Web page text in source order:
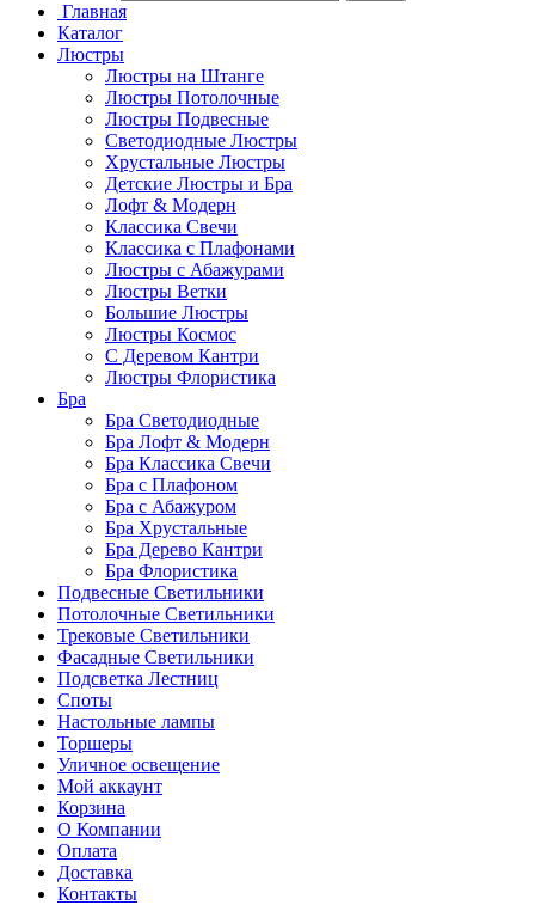
Главная
Каталог
Люстры
Люстры на Штанге
Люстры Потолочные
Люстры Подвесные
Светодиодные Люстры
Хрустальные Люстры
Детские Люстры и Бра
Лофт & Модерн
Классика Свечи
Классика с Плафонами
Люстры с Абажурами
Люстры Ветки
Большие Люстры
Люстры Космос
С Деревом Кантри
Люстры Флористика
Бра
Бра Светодиодные
Бра Лофт & Модерн
Бра Классика Свечи
Бра с Плафоном
Бра с Абажуром
Бра Хрустальные
Бра Дерево Кантри
Бра Флористика
Подвесные Светильники
Потолочные Светильники
Трековые Светильники
Фасадные Светильники
Подсветка Лестниц
Споты
Настольные лампы
Торшеры
Уличное освещение
Мой аккаунт
Корзина
О Компании
Оплата
Доставка
Контакты